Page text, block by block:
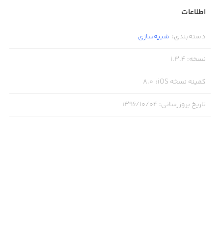
اطلاعات
دسته‌بندی: شبیه‌سازی
نسخه:
1.3.4
کمینه نسخه iOS :
8.0
تاریخ بروزرسانی: ۱۳۹۶/۱۰/۰۴